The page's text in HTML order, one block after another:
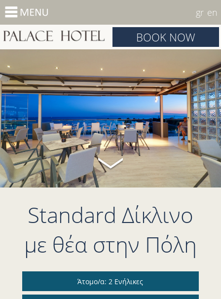
gr en
BOOK NOW
Standard Δίκλινο
με θέα στην Πόλη
Άτομο/α: 2 Ενήλικες